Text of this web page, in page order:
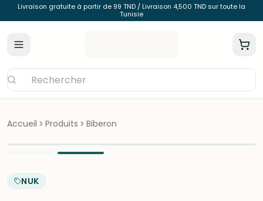
Livraison gratuite à partir de 99 TND / Livraison 4,500 TND sur toute la
Tunisie
Accueil Produits Biberon
NUK